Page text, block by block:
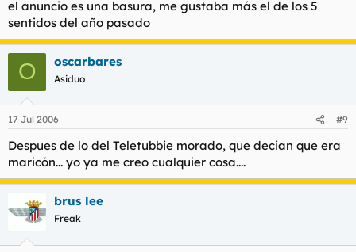
el anuncio es una basura, me gustaba más el de los 5
sentidos del año pasado
O oscarbares
Asiduo
17 Jul 2006 #9
Despues de lo del Teletubbie morado, que decian que era
maricón... yo ya me creo cualquier cosa....
brus lee
Freak